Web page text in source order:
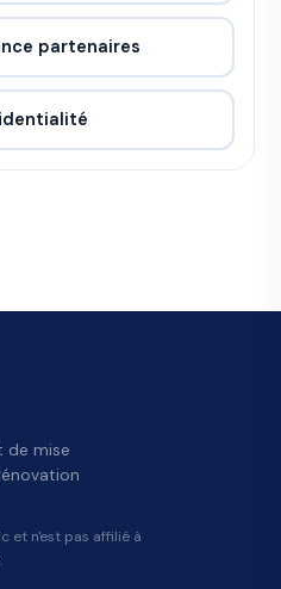
partenaires
de mise
et n'est pas affilié à